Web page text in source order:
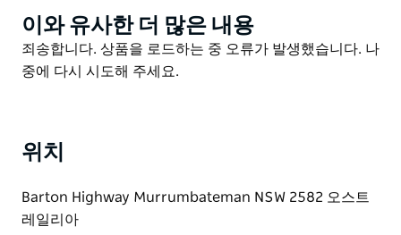
위한 케이터링 옵션 및 개인 바도 이용 가능합니다.
무료 버스는 금요일 토요일 밤 및 대규모 행사 기간에 이
용 가능합니다.
Product
List
이와 유사한 더 많은 내용
Product
List
죄송합니다. 상품을 로드하는 중 오류가 발생했습니다. 나
중에 다시 시도해 주세요.
위치
Barton Highway Murrumbateman NSW 2582 오스트
레일리아